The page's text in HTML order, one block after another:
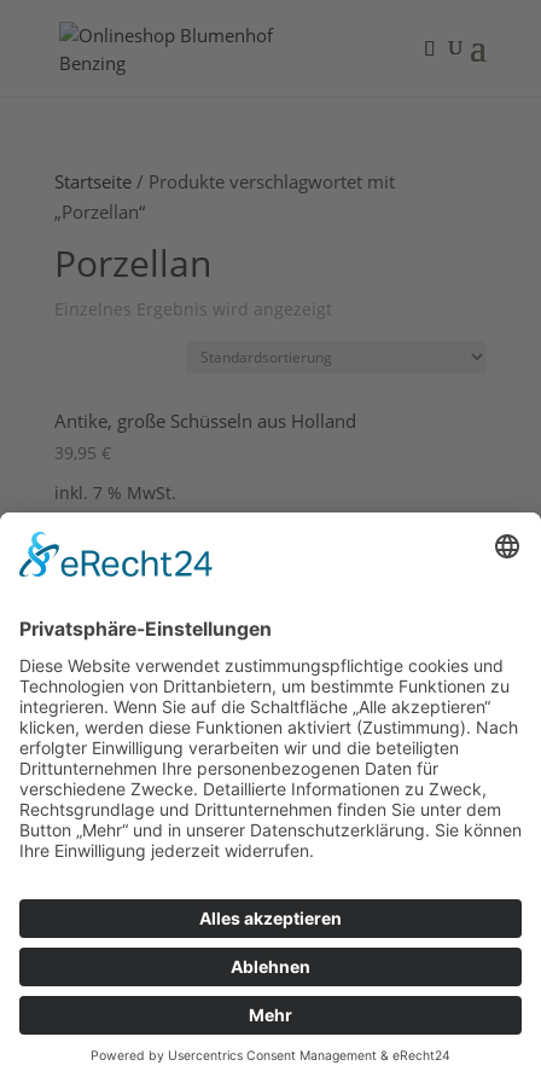
Startseite/ Produkte verschlagwortet mit
„Porzellan“
Porzellan
Einzelnes Ergebnis wird angezeigt
Antike, große Schüsseln aus Holland
39,95 €
inkl. 7 % MwSt.
© Blumenhof Benzing, 2018
0